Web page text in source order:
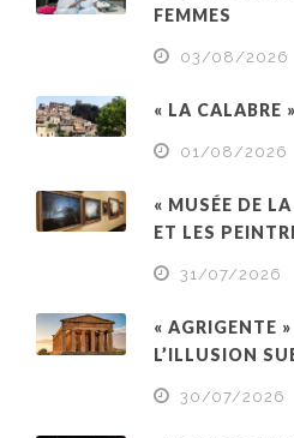
FEMMES
03/08/2026
« LA CALABRE
01/08/2026
« MUSÉE DE
ET LES
31/07/2026
« AGRIGENTE
L’ILLUSION
30/07/2026